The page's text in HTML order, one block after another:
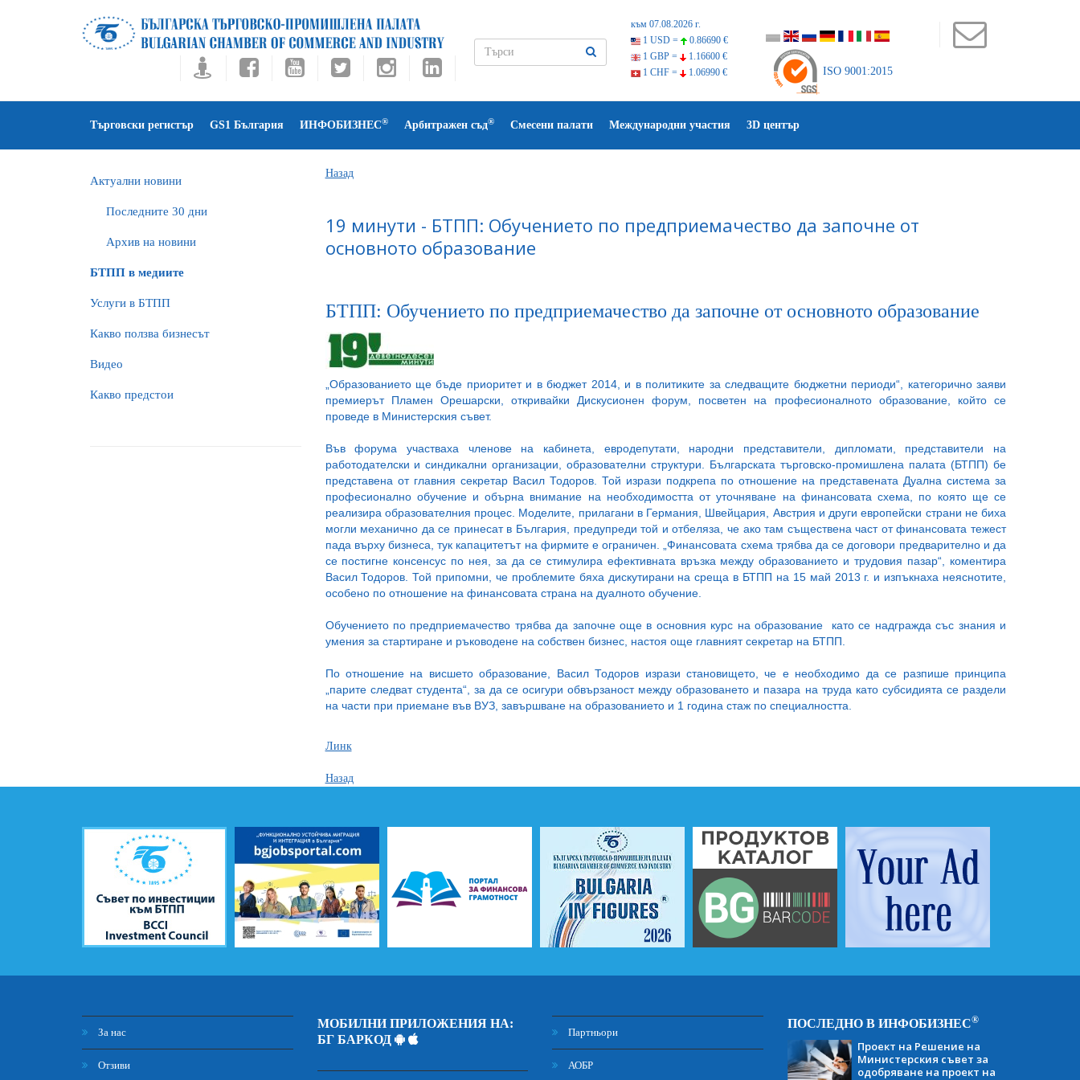
към 07.08.2026 г.
1 USD =
0.86690 €
1 GBP =
1.16600 €
1 CHF =
1.06990 € ISO 9001:2015
Търговски регистър GS1 България ИНФОБИЗНЕС® Арбитражен съд® Смесени палати Международни участия 3D център
Актуални новини
Последните 30 дни
Архив на новини
БTПП в медиите
Услуги в БТПП
Какво ползва бизнесът
Видео
Какво предстои
Назад
19 минути - БТПП: Обучението по предприемачество да започне от
основното образование
БТПП: Обучението по предприемачество да започне от основното образование
„Образованието ще бъде приоритет и в бюджет 2014, и в политиките за следващите бюджетни периоди“, категорично заяви
премиерът Пламен Орешарски, откривайки Дискусионен форум, посветен на професионалното образование, който се
проведе в Министерския съвет.
Във форума участваха членове на кабинета, евродепутати, народни представители, дипломати, представители на
работодателски и синдикални организации, образователни структури. Българската търговско-промишлена палата (БТПП) бе
представена от главния секретар Васил Тодоров. Той изрази подкрепа по отношение на представената Дуална система за
професионално обучение и обърна внимание на необходимостта от уточняване на финансовата схема, по която ще се
реализира образователния процес. Моделите, прилагани в Германия, Швейцария, Австрия и други европейски страни не биха
могли механично да се принесат в България, предупреди той и отбеляза, че ако там съществена част от финансовата тежест
пада върху бизнеса, тук капацитетът на фирмите е ограничен. „Финансовата схема трябва да се договори предварително и да
се постигне консенсус по нея, за да се стимулира ефективната връзка между образованието и трудовия пазар“, коментира
Васил Тодоров. Той припомни, че проблемите бяха дискутирани на среща в БТПП на 15 май 2013 г. и изпъкнаха неяснотите,
особено по отношение на финансовата страна на дуалното обучение.
Обучението по предприемачество трябва да започне още в основния курс на образование като се надгражда със знания и
умения за стартиране и ръководене на собствен бизнес, настоя още главният секретар на БТПП.
По отношение на висшето образование, Васил Тодоров изрази становището, че е необходимо да се разпише принципа
„парите следват студента“, за да се осигури обвързаност между образоването и пазара на труда като субсидията се раздели
на части при приемане във ВУЗ, завършване на образованието и 1 година стаж по специалността.
Линк
Назад
За нас
Отзиви
МОБИЛНИ ПРИЛОЖЕНИЯ НА:
БГ БАРКОД
Партньори
АОБР
ПОСЛЕДНО В ИНФОБИЗНЕС®
Проект на Решение на
Министерския съвет за
одобряване на проект на